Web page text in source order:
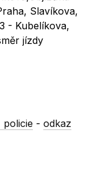
Slavíkova,
- Kubelíkova,
jízdy
policie -odkaz